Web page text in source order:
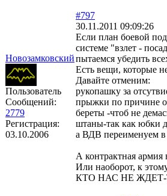
Новозамковский
Пользователь
Сообщений:
2779
Регистрация:
03.10.2006
#797
30.11.2011 09:09:26
Если план боевой
системе "взлет -
пытаемся убедить
Есть вещи, которые
Давайте отменим:
рукопашку за
прыжки по причине
береты -чтоб не
штаны-так как юбки
а ВДВ переименуем в
А контрактная армия
Или наоборот, к
КТО НАС НЕ